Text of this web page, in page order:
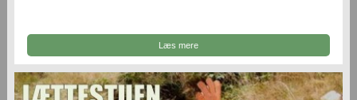
Læs mere